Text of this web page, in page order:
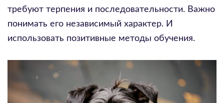
требуют терпения и последовательности. Важно
понимать его независимый характер. И
использовать позитивные методы обучения.